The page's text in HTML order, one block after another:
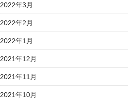
2022年3月
2022年2月
2022年1月
2021年12月
2021年11月
2021年10月